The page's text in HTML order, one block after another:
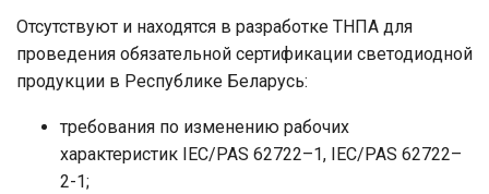
Отсутствуют и находятся в разработке ТНПА для
проведения обязательной сертификации светодиодной
продукции в Республике Беларусь:
требования по изменению рабочих
характеристик IEC/PAS 62722–1, IEC/PAS 62722–
2-1;